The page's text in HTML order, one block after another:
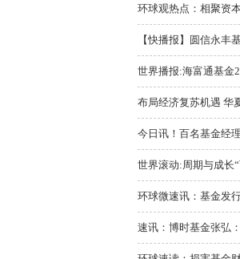
环球观热点：相聚资
【快播报】圆信永丰
世界播报:海富通基金
布局经济复苏机遇 华
今日讯！百名基金经
世界滚动:周期与成长
环球微速讯：基金发
速讯：博时基金张弘